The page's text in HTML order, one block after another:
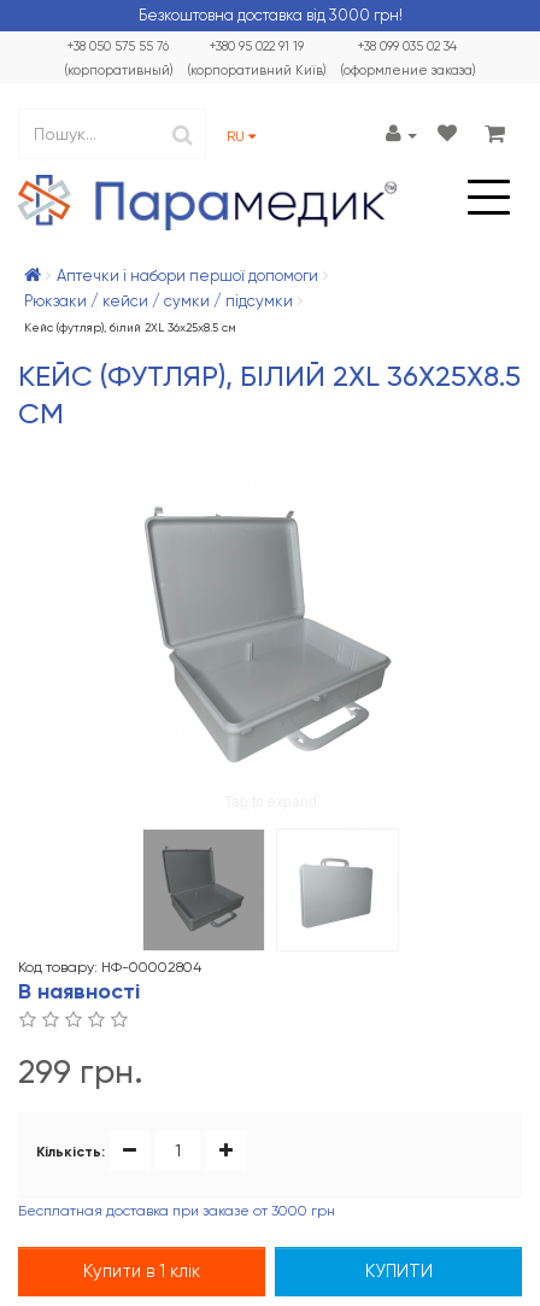
Безкоштовна доставка від 3000 грн!
+38 099 035 02 34
(оформление заказа)
+38 050 575 55 76
(корпоративный)
+380 95 022 91 19
(корпоративний Київ)
RU
Аптечки і набори першої допомоги
Рюкзаки / кейси / сумки / підсумки
Кейс (футляр), білий 2XL 36x25x8.5 см
КЕЙС (ФУТЛЯР), БІЛИЙ 2XL 36X25X8.5
СМ
Код товару: НФ-00002804
В наявності
299 грн.
Кількість:
Бесплатная доставка при заказе от 3000 грн
Купити в 1 клік КУПИТИ